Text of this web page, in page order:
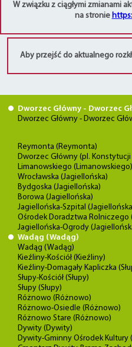
W związku z ciągłymi zmianami
na stronie
Aby przejść do aktualnego
Dworzec Główny - Dworzec
Dworzec Główny - Dworzec
Reymonta (Reymonta)
Dworzec Główny (pl. Konstytucji
Limanowskiego (Limanowskiego)
Wrocławska (Jagiellońska)
Bydgoska (Jagiellońska)
Borowa (Jagiellońska)
Jagiellońska-Szpital
Ośrodek Doradztwa Rolniczego
Jagiellońska-Ogrody
Wadąg (Wadąg)
Wadąg (Wadąg)
Kieźliny-Kościół (Kieźliny)
Kieźliny-Domagały Kapliczka
Słupy-Kościół (Słupy)
Słupy (Słupy)
Różnowo (Różnowo)
Różnowo-Osiedle (Różnowo)
Różnowo Stare (Różnowo)
Dywity (Dywity)
Dywity-Gminny Ośrodek Kultury